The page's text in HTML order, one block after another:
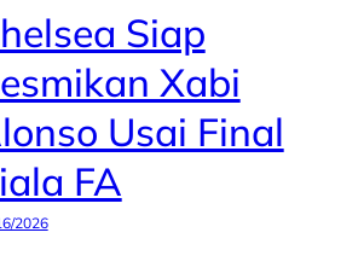
Siap
Xabi
Usai Final
FA
2026